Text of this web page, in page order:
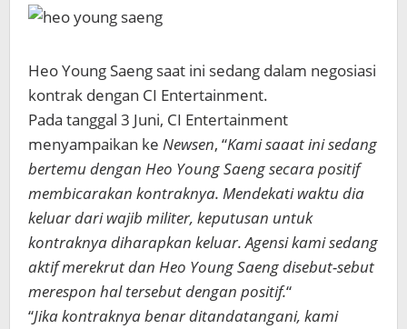
Heo Young Saeng saat ini sedang dalam negosiasi
kontrak dengan CI Entertainment.
Pada tanggal 3 Juni, CI Entertainment
menyampaikan ke Newsen, “Kami saaat ini sedang
bertemu dengan Heo Young Saeng secara positif
membicarakan kontraknya. Mendekati waktu dia
keluar dari wajib militer, keputusan untuk
kontraknya diharapkan keluar. Agensi kami sedang
aktif merekrut dan Heo Young Saeng disebut-sebut
merespon hal tersebut dengan positif.“
“Jika kontraknya benar ditandatangani, kami